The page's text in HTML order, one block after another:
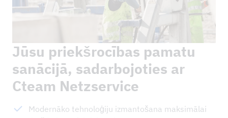
Jūsu priekšrocības pamatu
sanācijā, sadarbojoties ar
Cteam Netzservice
Modernāko tehnoloģiju izmantošana maksimālai